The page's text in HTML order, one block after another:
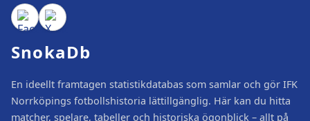
SnokaDb
En ideellt framtagen statistikdatabas som samlar och gör IFK
Norrköpings fotbollshistoria lättillgänglig. Här kan du hitta
matcher, spelare, tabeller och historiska ögonblick – allt på